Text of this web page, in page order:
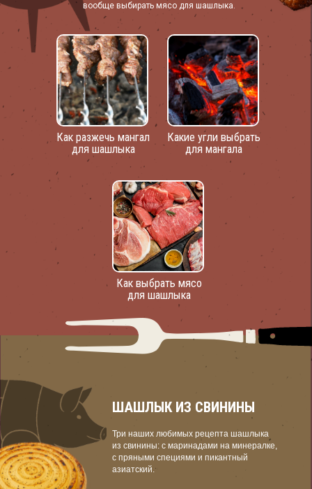
вообще выбирать мясо для шашлыка.
Как разжечь мангал
для шашлыка
Какие угли выбрать
для мангала
Как выбрать мясо
для шашлыка
ШАШЛЫК ИЗ СВИНИНЫ
Три наших любимых рецепта шашлыка
из свинины: с маринадами на минералке,
с пряными специями и пикантный
азиатский.